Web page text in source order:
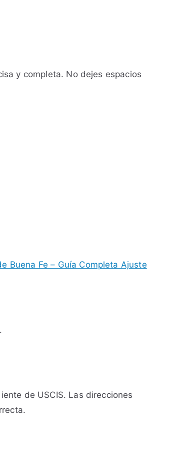
y completa. No dejes espacios
Buena Fe – Guía Completa Ajuste
de USCIS. Las direcciones